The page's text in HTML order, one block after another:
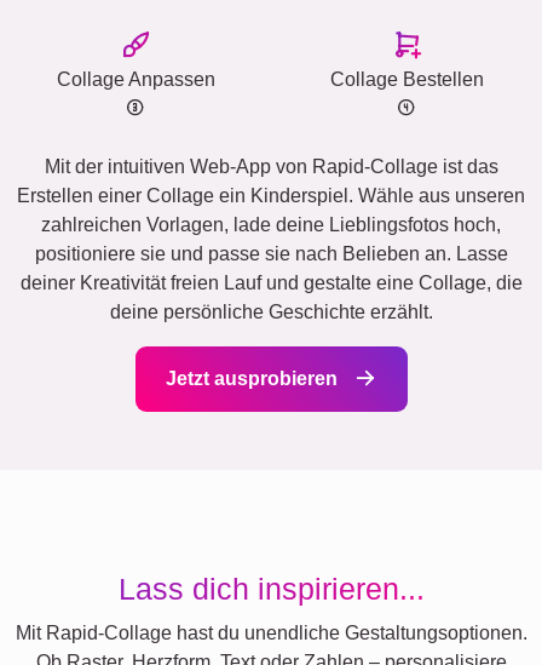
Collage Anpassen Collage Bestellen
Mit der intuitiven Web-App von Rapid-Collage ist das
Erstellen einer Collage ein Kinderspiel. Wähle aus unseren
zahlreichen Vorlagen, lade deine Lieblingsfotos hoch,
positioniere sie und passe sie nach Belieben an. Lasse
deiner Kreativität freien Lauf und gestalte eine Collage, die
deine persönliche Geschichte erzählt.
Jetzt ausprobieren
Lass dich inspirieren...
Mit Rapid-Collage hast du unendliche Gestaltungsoptionen.